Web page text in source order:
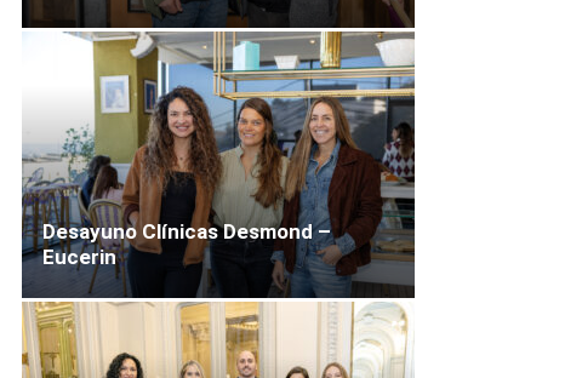
Desayuno Clínicas Desmond –
Eucerin